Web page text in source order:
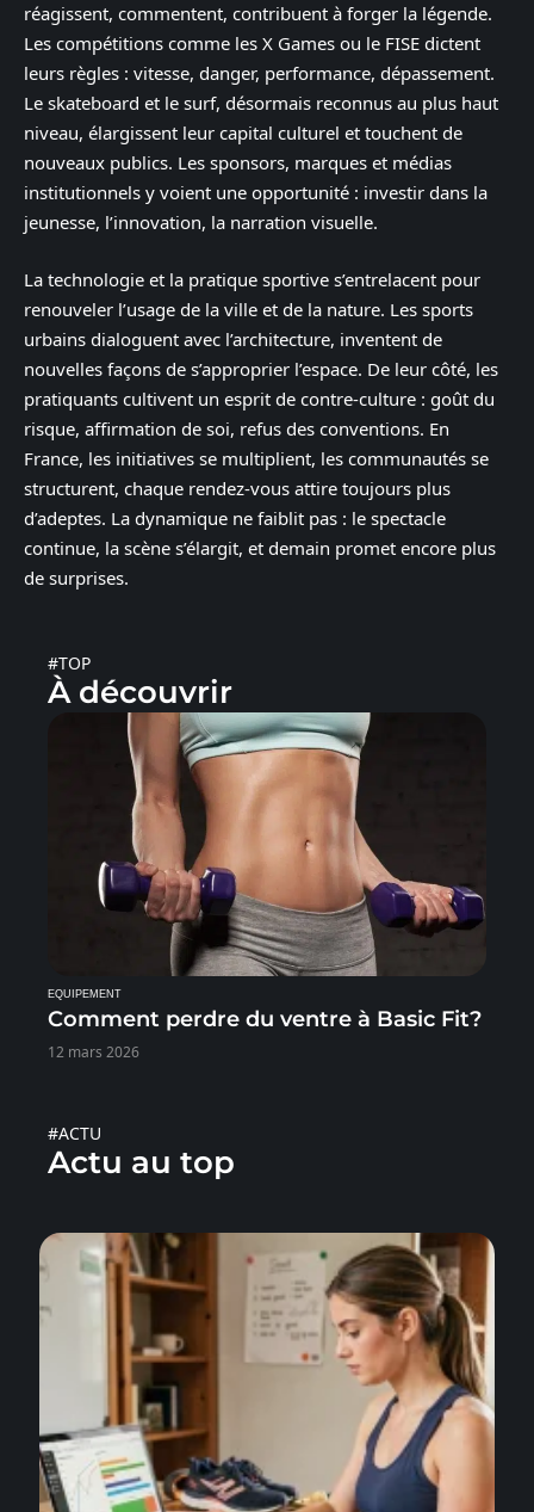
réagissent, commentent, contribuent à forger la légende.
Les compétitions comme les X Games ou le FISE dictent
leurs règles : vitesse, danger, performance, dépassement.
Le skateboard et le surf, désormais reconnus au plus haut
niveau, élargissent leur capital culturel et touchent de
nouveaux publics. Les sponsors, marques et médias
institutionnels y voient une opportunité : investir dans la
jeunesse, l’innovation, la narration visuelle.
La technologie et la pratique sportive s’entrelacent pour
renouveler l’usage de la ville et de la nature. Les sports
urbains dialoguent avec l’architecture, inventent de
nouvelles façons de s’approprier l’espace. De leur côté, les
pratiquants cultivent un esprit de contre-culture : goût du
risque, affirmation de soi, refus des conventions. En
France, les initiatives se multiplient, les communautés se
structurent, chaque rendez-vous attire toujours plus
d’adeptes. La dynamique ne faiblit pas : le spectacle
continue, la scène s’élargit, et demain promet encore plus
de surprises.
#TOP
À découvrir
EQUIPEMENT
Comment perdre du ventre à Basic Fit?
12 mars 2026
#ACTU
Actu au top